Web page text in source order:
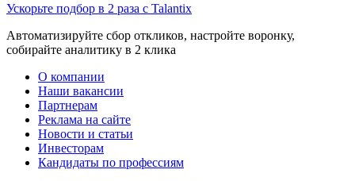
Ускорьте подбор в 2 раза с Talantix
Автоматизируйте сбор откликов, настройте воронку,
собирайте аналитику в 2 клика
О компании
Наши вакансии
Партнерам
Реклама на сайте
Новости и статьи
Инвесторам
Кандидаты по профессиям